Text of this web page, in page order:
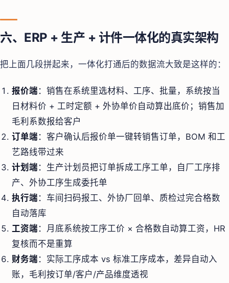
六、ERP + 生产 + 计件一体化的真实架构
把上面几段拼起来，一体化打通后的数据流大致是这样的：
报价端 ：销售在系统里选材料、工序、批量，系统按当
日材料价 + 工时定额 + 外协单价自动算出底价；销售加
毛利系数报给客户
订单端 ：客户确认后报价单一键转销售订单，BOM 和工
艺路线带过来
计划端 ：生产计划员把订单拆成工序工单，自厂工序排
产、外协工序生成委托单
执行端 ：车间扫码报工、外协厂回单、质检过完合格数
自动落库
工资端 ：月底系统按工序工价 × 合格数自动算工资，HR
复核而不是重算
财务端 ：实际工序成本 vs 标准工序成本，差异自动入
账，毛利按订单/客户/产品维度透视